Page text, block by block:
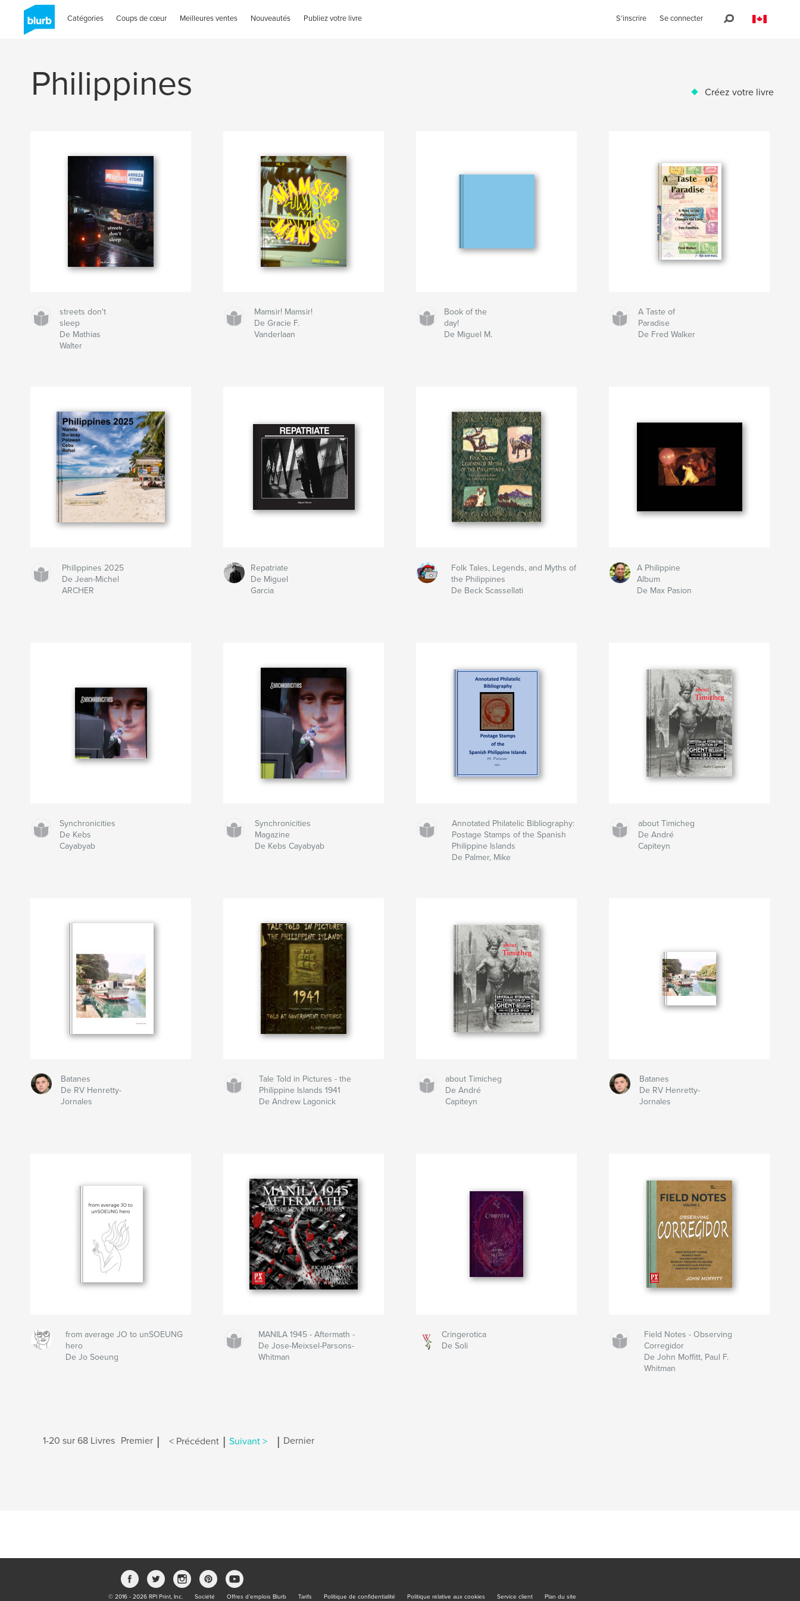
Catégories Coups de cœur Meilleures ventes Nouveautés Publiez votre livre S'inscrire Se connecter
Philippines Créez votre livre
streets don't
sleep
De Mathias
Walter
Mamsir! Mamsir!
De Gracie F.
Vanderlaan
Book of the
day!
De Miguel M.
A Taste of
Paradise
De Fred Walker
Philippines 2025
De Jean-Michel
ARCHER
Repatriate
De Miguel
Garcia
Folk Tales, Legends, and Myths of
the Philippines
De Beck Scassellati
A Philippine
Album
De Max Pasion
Synchronicities
De Kebs
Cayabyab
Synchronicities
Magazine
De Kebs Cayabyab
Annotated Philatelic Bibliography:
Postage Stamps of the Spanish
Philippine Islands
De Palmer, Mike
about Timicheg
De André
Capiteyn
Batanes
De RV Henretty-
Jornales
Tale Told in Pictures - the
Philippine Islands 1941
De Andrew Lagonick
about Timicheg
De André
Capiteyn
Batanes
De RV Henretty-
Jornales
from average JO to unSOEUNG
hero
De Jo Soeung
MANILA 1945 - Aftermath -
De Jose-Meixsel-Parsons-
Whitman
Cringerotica
De Soli
Field Notes - Observing
Corregidor
De John Moffitt, Paul F.
Whitman
1-20 sur 68 Livres Premier < Précédent Suivant > Dernier
© 2016 - 2026 RPI Print, Inc. Société Offres d’emplois Blurb Tarifs Politique de confidentialité Politique relative aux cookies Service client Plan du site